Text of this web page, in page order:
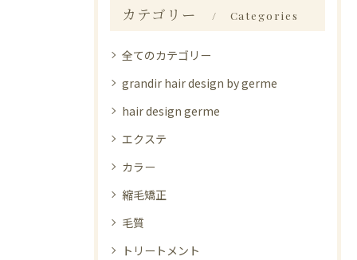
カテゴリー Categories
全てのカテゴリー
grandir hair design by germe
hair design germe
エクステ
カラー
縮毛矯正
毛質
トリートメント